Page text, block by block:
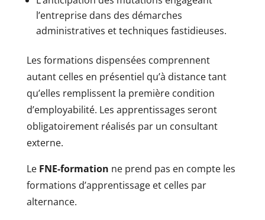
l’entreprise dans des démarches
administratives et techniques fastidieuses.
Les formations dispensées comprennent
autant celles en présentiel qu’à distance tant
qu’elles remplissent la première condition
d’employabilité. Les apprentissages seront
obligatoirement réalisés par un consultant
externe.
Le FNE-formation ne prend pas en compte les
formations d’apprentissage et celles par
alternance.